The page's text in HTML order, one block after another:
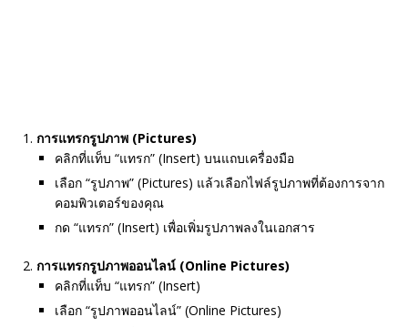
การแทรกรูปภาพ (Pictures)
คลิกที่แท็บ “แทรก” (Insert) บนแถบเครื่องมือ
เลือก “รูปภาพ” (Pictures) แล้วเลือกไฟล์รูปภาพที่ต้องการจาก
คอมพิวเตอร์ของคุณ
กด “แทรก” (Insert) เพื่อเพิ่มรูปภาพลงในเอกสาร
การแทรกรูปภาพออนไลน์ (Online Pictures)
คลิกที่แท็บ “แทรก” (Insert)
เลือก “รูปภาพออนไลน์” (Online Pictures)